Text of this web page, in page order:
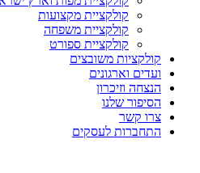
קולקציית מקצועות
קולקציית משפחה
קולקציית ספורט
קולקציות משובצים
ועדים וארגונים
הנצחה וזיכרון
הסיפור שלנו
צרו קשר
התחברות לעסקים